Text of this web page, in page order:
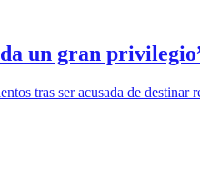
un gran
tras ser acusada de destinar